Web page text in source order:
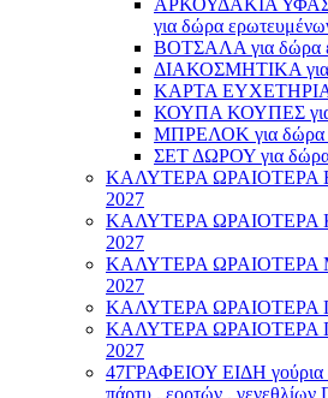
ΑΡΚΟΥΔΑΚΙΑ
για δώρα
ΒΟΤΣΑΛΑ για δώρα
ΔΙΑΚΟΣΜΗΤΙΚΑ για
ΚΑΡΤΑ ΕΥΧΕΤΗΡΙΑ
ΚΟΥΠΑ ΚΟΥΠΕΣ για
ΜΠΡΕΛΟΚ για δώρα
ΣΕΤ ΔΩΡΟΥ για
ΚΑΛΥΤΕΡΑ ΩΡΑΙΟΤΕΡΑ
2027
ΚΑΛΥΤΕΡΑ ΩΡΑΙΟΤΕΡΑ
2027
ΚΑΛΥΤΕΡΑ ΩΡΑΙΟΤΕΡΑ
2027
ΚΑΛΥΤΕΡΑ ΩΡΑΙΟΤΕΡΑ
ΚΑΛΥΤΕΡΑ ΩΡΑΙΟΤΕΡΑ
2027
47ΓΡΑΦΕΙΟΥ ΕΙΔΗ γούρια
πάρτυ , εορτών , γενεθλίων